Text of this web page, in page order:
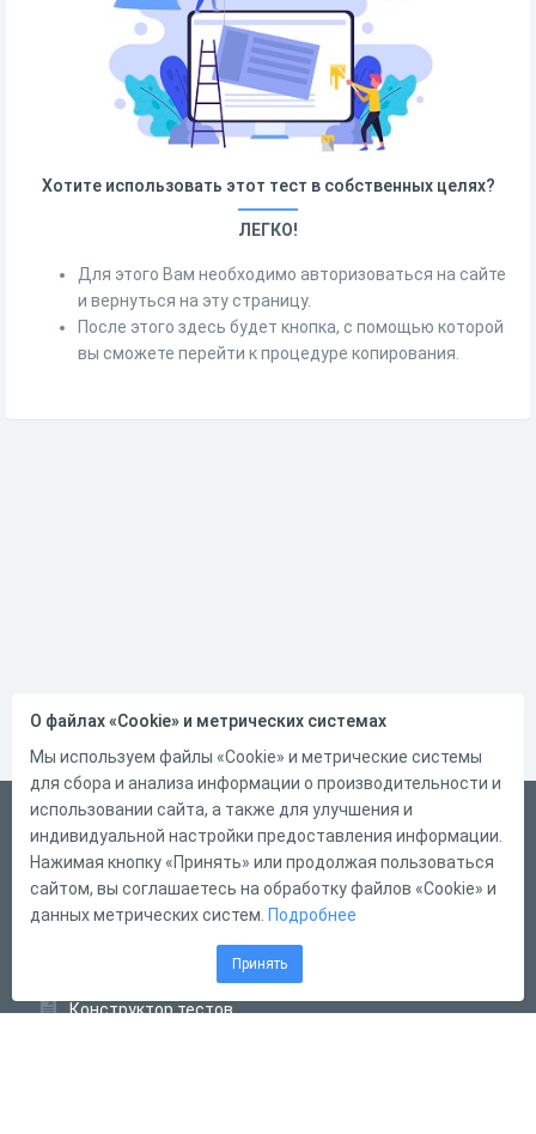
Хотите использовать этот тест в собственных целях?
ЛЕГКО!
Для этого Вам необходимо авторизоваться на сайте
и вернуться на эту страницу.
После этого здесь будет кнопка, с помощью которой
вы сможете перейти к процедуре копирования.
Русский
Справка
Форма обратной связи
Конструктор тестов
О файлах «Cookie» и метрических системах
Мы используем файлы «Cookie» и метрические системы
для сбора и анализа информации о производительности и
использовании сайта, а также для улучшения и
индивидуальной настройки предоставления информации.
Нажимая кнопку «Принять» или продолжая пользоваться
сайтом, вы соглашаетесь на обработку файлов «Cookie» и
данных метрических систем. Подробнее
Принять